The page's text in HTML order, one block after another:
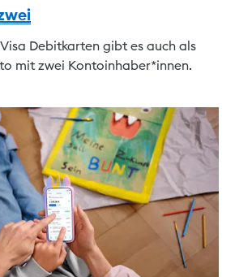
Debitkarten gibt es auch als
mit zwei Kontoinhaber*innen.